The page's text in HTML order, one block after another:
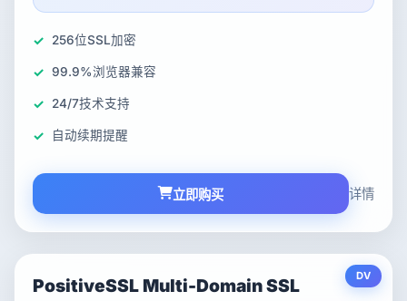
256位SSL加密
99.9%浏览器兼容
24/7技术支持
自动续期提醒
立即购买 详情
PositiveSSL Multi-Domain SSL
DV